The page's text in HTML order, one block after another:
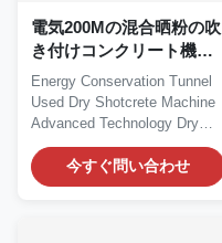
電気200Mの混合晒粉の吹
き付けコンクリート機械
携帯用Gunite機械
Energy Conservation Tunnel
Used Dry Shotcrete Machine
Advanced Technology Dry
Shotcrete Machine...
今すぐ問い合わせ